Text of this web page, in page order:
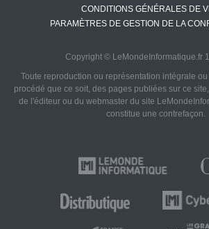
CONDITIONS GÉNÉRALES DE
PARAMÈTRES DE GESTION DE LA
Copyright © LeMondeInformatique.fr
Toute reproduction ou représentation intégrale
procédé que ce soit, des pages publiées sur ce
de l'éditeur ou du webmaster du site
constitue une contrefaçon.